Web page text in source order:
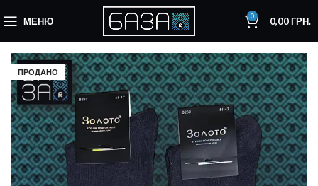
МЕНЮ 0 0,00ГРН.
ПРОДАНО